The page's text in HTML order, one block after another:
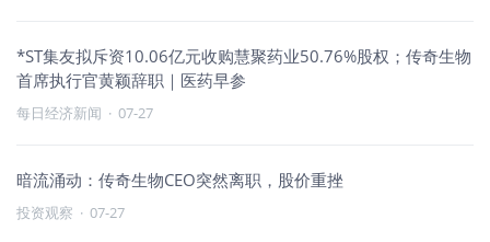
*ST集友拟斥资10.06亿元收购慧聚药业50.76%股权；传奇生物
首席执行官黄颖辞职｜医药早参
每日经济新闻 · 07-27
暗流涌动：传奇生物CEO突然离职，股价重挫
投资观察 · 07-27